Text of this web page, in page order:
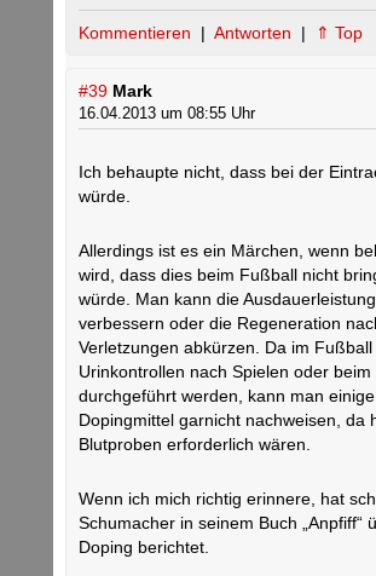
Kommentieren | Antworten | ⇑ Top
#39 Mark
16.04.2013 um 08:55 Uhr
Ich behaupte nicht, dass bei der
würde.
Allerdings ist es ein Märchen, wenn
wird, dass dies beim Fußball nicht
würde. Man kann die Ausdauerleistung
verbessern oder die Regeneration
Verletzungen abkürzen. Da im Fußball
Urinkontrollen nach Spielen oder beim
durchgeführt werden, kann man einige
Dopingmittel garnicht nachweisen, da
Blutproben erforderlich wären.
Wenn ich mich richtig erinnere, hat
Schumacher in seinem Buch „Anpfiff“
Doping berichtet.